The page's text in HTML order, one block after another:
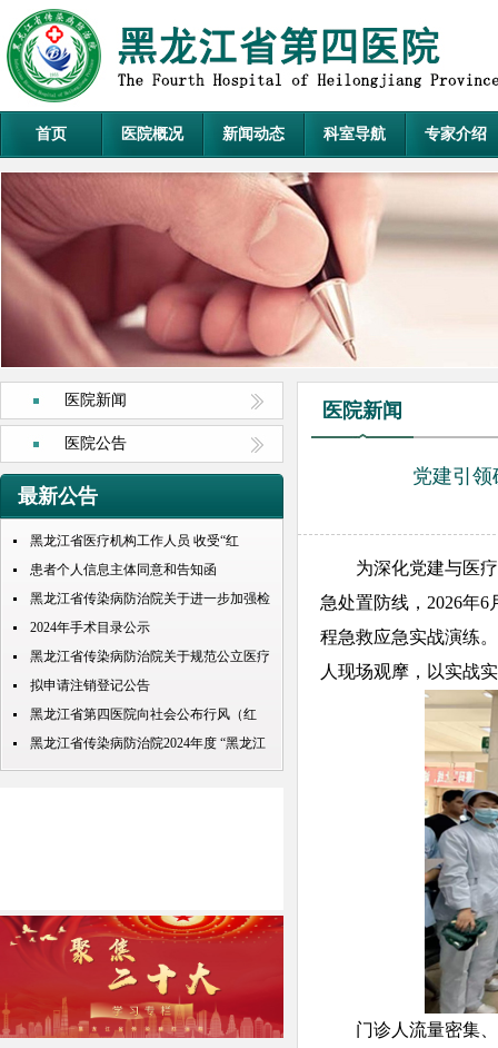
首页 医院概况 新闻动态 科室导航 专家介绍
医院新闻
医院公告
最新公告
黑龙江省医疗机构工作人员 收受“红
包”处理规定
患者个人信息主体同意和告知函
黑龙江省传染病防治院关于进一步加强检
查检验结果互认项目的公示
2024年手术目录公示
黑龙江省传染病防治院关于规范公立医疗
机构预交金管理工作实施情况的通知
拟申请注销登记公告
黑龙江省第四医院向社会公布行风（红
包） 问题投诉举报电话
黑龙江省传染病防治院2024年度 “黑龙江
人才周”公开招聘 拟录取人员名单公示
医院新闻
党建引
为深化党建与医疗
急处置防线，2026年
程急救应急实战演练
人现场观摩，以实战
门诊人流量密集